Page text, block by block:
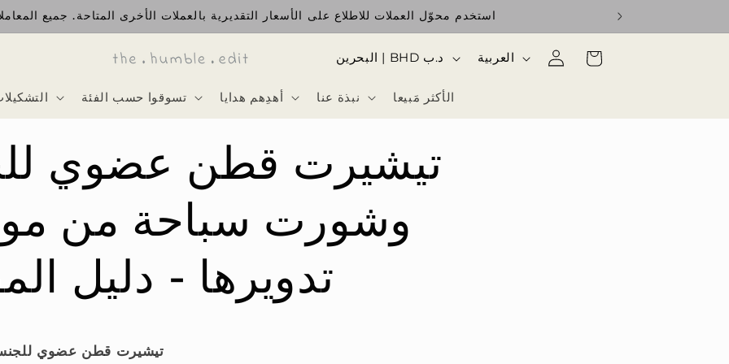
استخدم محوّل العملات للاطلاع على الأسعار التقديرية بالعملات الأخرى المتاحة. جميع
تسوقوا حسب الفئة أهدِهم هدايا نبذة عنا الأكثر مَبيعا
د
ل
ة
البحرين | BHD د.ب العربية
تسجيل
الدخول
السلة
تيشيرت قطن عضوي
وشورت سباحة من
تدويرها - دليل
تيشيرت قطن عضوي